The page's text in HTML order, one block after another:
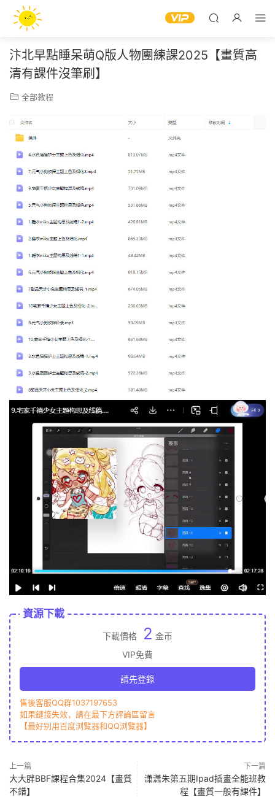
汴北早點睡呆萌Q版人物團練課2025【畫質高
清有課件沒筆刷】
全部教程
資源下載
下載價格 2 金币
VIP免費
請先登錄
售後客服QQ群1037197653
如果鏈接失效，請在最下方評論區留言
【最好别用百度浏覽器和QQ浏覽器】
上一篇
大大胖BBF課程合集2024【畫質
不錯】
下一篇
潇潇朱第五期Ipad插畫全能班教
程【畫質一般有課件】